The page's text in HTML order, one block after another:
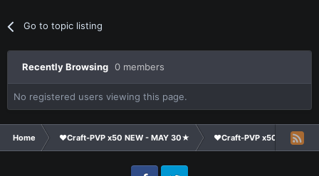
Go to topic listing
Recently Browsing 0 members
No registered users viewing this page.
Home ❤Craft-PVP x50 NEW - MAY 30★ ❤Craft-PVP x50★